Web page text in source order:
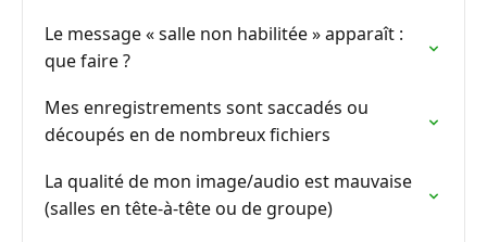
Le message « salle non habilitée » apparaît :
que faire ?
Mes enregistrements sont saccadés ou
découpés en de nombreux fichiers
La qualité de mon image/audio est mauvaise
(salles en tête-à-tête ou de groupe)